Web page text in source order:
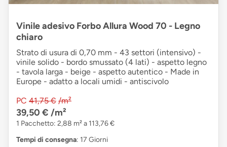
Vinile adesivo Forbo Allura Wood 70 - Legno
chiaro
Strato di usura di 0,70 mm - 43 settori (intensivo) -
vinile solido - bordo smussato (4 lati) - aspetto legno
- tavola larga - beige - aspetto autentico - Made in
Europe - adatto a locali umidi - antiscivolo
PC 41,75 € /m²
39,50 € /m²
1 Pacchetto: 2,88 m² a 113,76 €
Tempi di consegna: 17 Giorni